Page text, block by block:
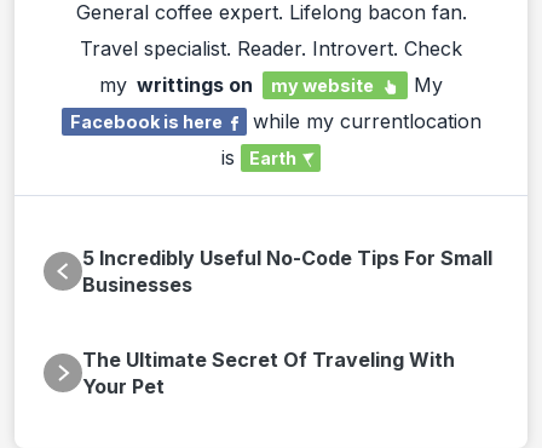
General coffee expert. Lifelong bacon fan.
Travel specialist. Reader. Introvert. Check
my writtings on my website My
Facebook is here
while my currentlocation
is
Earth
5 Incredibly Useful No-Code Tips For Small
Businesses
The Ultimate Secret Of Traveling With
Your Pet